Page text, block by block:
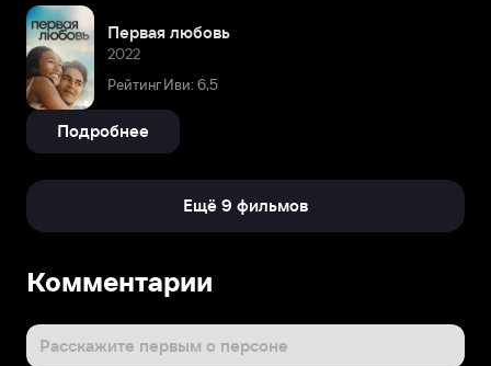
Первая любовь
2022
Рейтинг Иви: 6,5
Подробнее
Ещё 9 фильмов
Комментарии
Расскажите первым о персоне